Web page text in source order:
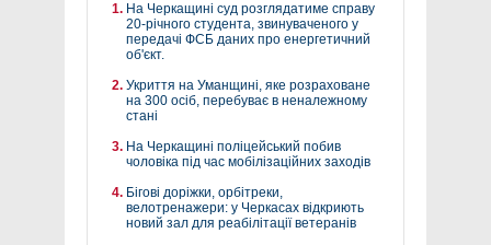
На Черкащині суд розглядатиме справу
20-річного студента, звинуваченого у
передачі ФСБ даних про енергетичний
об'єкт.
Укриття на Уманщині, яке розраховане
на 300 осіб, перебуває в неналежному
стані
На Черкащині поліцейський побив
чоловіка під час мобілізаційних заходів
Бігові доріжки, орбітреки,
велотренажери: у Черкасах відкриють
новий зал для реабілітації ветеранів